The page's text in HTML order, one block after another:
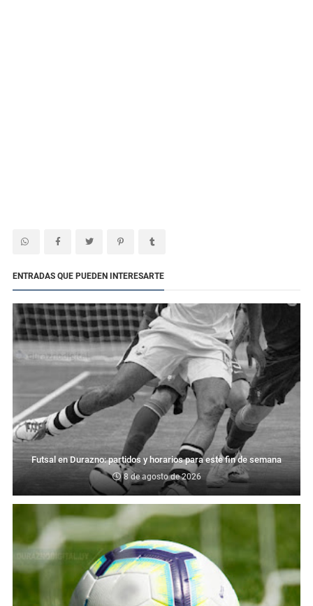
ENTRADAS QUE PUEDEN INTERESARTE
Futsal en Durazno: partidos y horarios para este fin de semana
8 de agosto de 2026